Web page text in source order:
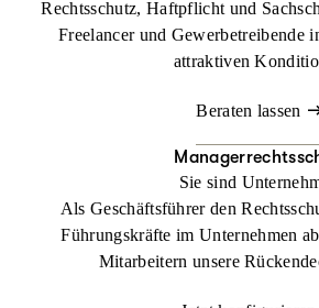
Rechtsschutz, Haftpflicht und
Freelancer und Gewerbetreibende
attraktiven
Beraten lassen
Sie sind
Als Geschäftsführer den
Führungskräfte im Unternehmen
Mitarbeitern unsere